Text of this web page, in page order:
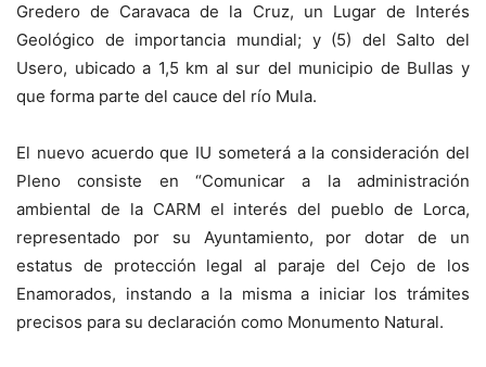
Gredero de Caravaca de la Cruz, un Lugar de Interés
Geológico de importancia mundial; y (5) del Salto del
Usero, ubicado a 1,5 km al sur del municipio de Bullas y
que forma parte del cauce del río Mula.
El nuevo acuerdo que IU someterá a la consideración del
Pleno consiste en “Comunicar a la administración
ambiental de la CARM el interés del pueblo de Lorca,
representado por su Ayuntamiento, por dotar de un
estatus de protección legal al paraje del Cejo de los
Enamorados, instando a la misma a iniciar los trámites
precisos para su declaración como Monumento Natural.